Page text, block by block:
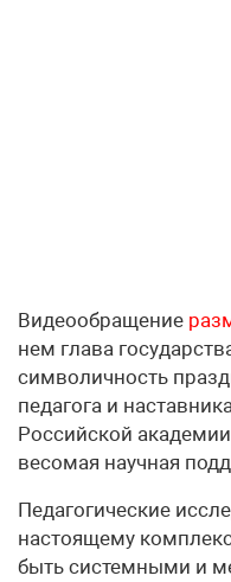
Видеообращение
нем глава
символичность
педагога и
Российской
весомая научная
Педагогические
настоящему
быть системными и